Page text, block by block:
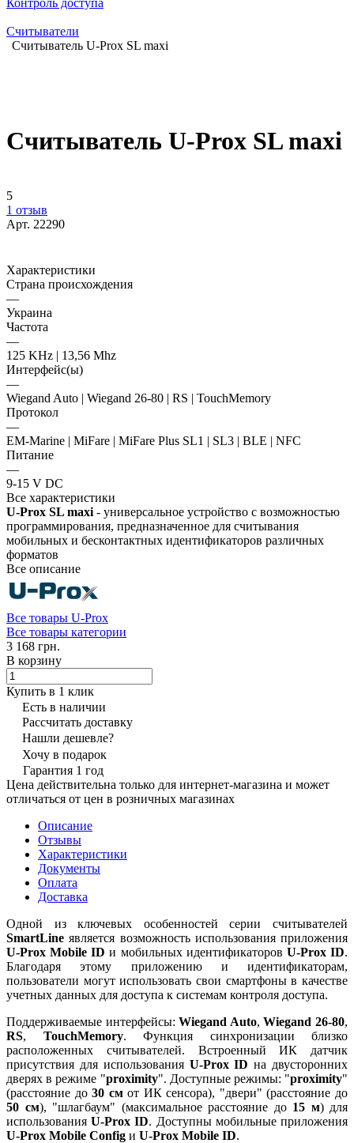
Считыватели
Считыватель U-Prox SL maxi
Считыватель U-Prox SL maxi
5
1 отзыв
Арт. 22290
Характеристики
Страна происхождения
—
Украина
Частота
—
125 KHz | 13,56 Mhz
Интерфейс(ы)
—
Wiegand Auto | Wiegand 26-80 | RS | TouchMemory
Протокол
—
EM-Marine | MiFare | MiFare Plus SL1 | SL3 | BLE | NFC
Питание
—
9-15 V DC
Все характеристики
U-Prox SL maxi - универсальное устройство с возможностью
программирования, предназначенное для считывания
мобильных и бесконтактных идентификаторов различных
форматов
Все описание
Все товары U-Prox
Все товары категории
3 168 грн.
В корзину
Купить в 1 клик
Есть в наличии
Рассчитать доставку
Нашли дешевле?
Хочу в подарок
Гарантия 1 год
Цена действительна только для интернет-магазина и может
отличаться от цен в розничных магазинах
Описание
Отзывы
Характеристики
Документы
Оплата
Доставка
Одной из ключевых особенностей серии считывателей
SmartLineявляется возможность использования приложения
U-Prox Mobile ID и мобильных идентификаторов U-Prox ID.
Благодаря этому приложению и идентификаторам,
пользователи могут использовать свои смартфоны в качестве
учетных данных для доступа к системам контроля доступа.
Поддерживаемые интерфейсы:Wiegand Auto,Wiegand 26-80,
RS, TouchMemory. Функция синхронизации близко
расположенных считывателей. Встроенный ИК датчик
присутствия для использования U-Prox ID на двусторонних
дверях в режиме "proximity". Доступные режимы: "proximity"
(расстояние до30 смот ИК сенсора), "двери" (расстояние до
50 см), "шлагбаум" (максимальное расстояние до 15 м) для
использованияU-Prox ID. Доступны мобильные приложения
U-Prox Mobile Config и U-Prox Mobile ID.